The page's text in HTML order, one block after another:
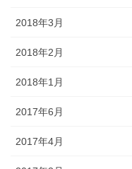
2018年3月
2018年2月
2018年1月
2017年6月
2017年4月